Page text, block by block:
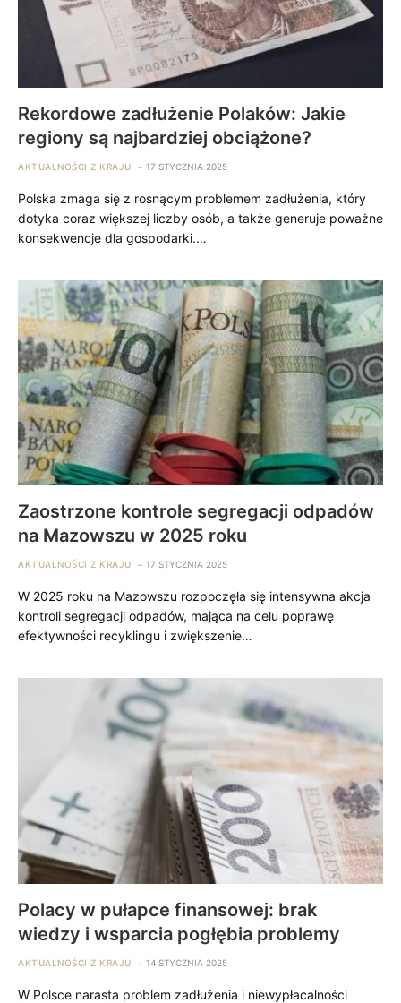
Rekordowe zadłużenie Polaków: Jakie
regiony są najbardziej obciążone?
AKTUALNOŚCI Z KRAJU 17 STYCZNIA 2025
Polska zmaga się z rosnącym problemem zadłużenia, który
dotyka coraz większej liczby osób, a także generuje poważne
konsekwencje dla gospodarki.…
Zaostrzone kontrole segregacji odpadów
na Mazowszu w 2025 roku
AKTUALNOŚCI Z KRAJU 17 STYCZNIA 2025
W 2025 roku na Mazowszu rozpoczęła się intensywna akcja
kontroli segregacji odpadów, mająca na celu poprawę
efektywności recyklingu i zwiększenie…
Polacy w pułapce finansowej: brak
wiedzy i wsparcia pogłębia problemy
AKTUALNOŚCI Z KRAJU 14 STYCZNIA 2025
W Polsce narasta problem zadłużenia i niewypłacalności